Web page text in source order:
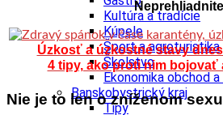
Kultúra a tradície
Kúpele
Šport a agroturistika
Školstvo
Ekonomika obchod
Banskobystrický kraj
Tipy
Úzkosť a úzkostné stavy
4 tipy, ako proti nim bojovať
Nie je to len o zníženom